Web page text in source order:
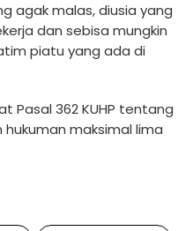
agak malas, diusia yang
dan sebisa mungkin
piatu yang ada di
Pasal 362 KUHP tentang
maksimal lima